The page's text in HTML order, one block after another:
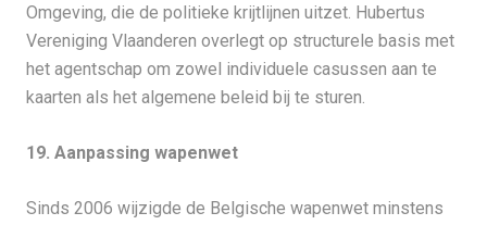
Omgeving, die de politieke krijtlijnen uitzet. Hubertus
Vereniging Vlaanderen overlegt op structurele basis met
het agentschap om zowel individuele casussen aan te
kaarten als het algemene beleid bij te sturen.
19. Aanpassing wapenwet
Sinds 2006 wijzigde de Belgische wapenwet minstens